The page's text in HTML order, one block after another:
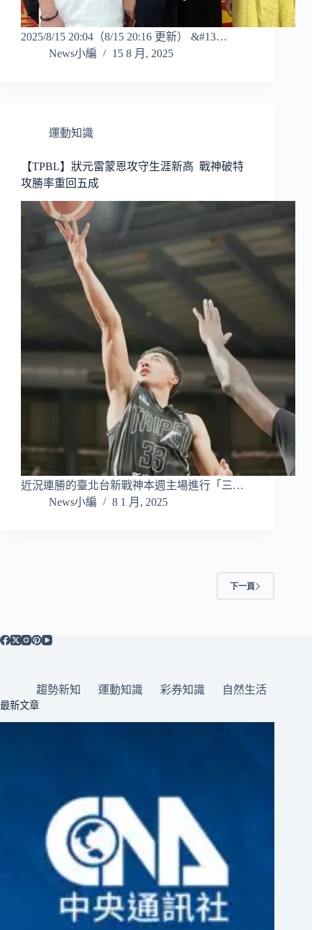
2025/8/15 20:04（8/15 20:16 更新） &#13…
News小編
15 8 月, 2025
運動知識
【TPBL】狀元雷蒙恩攻守生涯新高 戰神破特
攻勝率重回五成
近況連勝的臺北台新戰神本週主場進行「三…
News小編
8 1 月, 2025
下一頁
趨勢新知 運動知識 彩券知識 自然生活
最新文章